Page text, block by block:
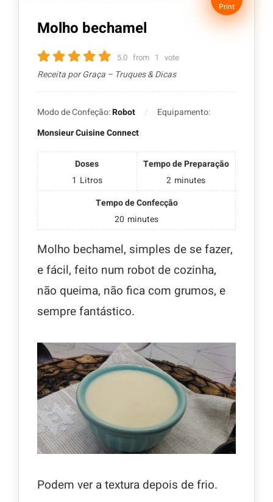
Print
Molho bechamel
5.0 from 1 vote
Receita por Graça – Truques & Dicas
Modo de Confeção:Robot
Equipamento:
Monsieur Cuisine Connect
Doses
1 Litros
Tempo de Preparação
2 minutes
Tempo de Confecção
20 minutes
Molho bechamel, simples de se fazer,
e fácil, feito num robot de cozinha,
não queima, não fica com grumos, e
sempre fantástico.
Podem ver a textura depois de frio.